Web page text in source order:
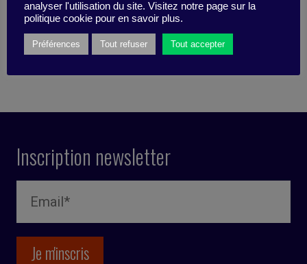
Inscription newsletter
analyser l'utilisation du site. Visitez notre page sur la
politique cookie pour en savoir plus.
Préférences Tout refuser Tout accepter